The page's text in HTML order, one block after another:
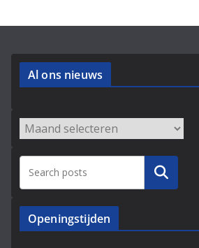
Al ons nieuws
Archieven
Zoeken
Openingstijden